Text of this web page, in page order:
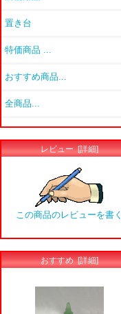
置き台
特価商品 ...
おすすめ商品...
全商品...
レビュー [詳細]
この商品のレビューを書く
おすすめ [詳細]